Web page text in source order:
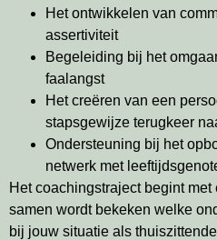
Het ontwikkelen van
assertiviteit
Begeleiding bij het
faalangst
Het creëren van een
stapsgewijze terugkeer
Ondersteuning bij het
netwerk met
Het coachingstraject begint
samen wordt bekeken welke
bij jouw situatie als